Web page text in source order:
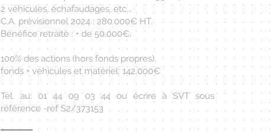
2 véhicules, échafaudages, etc...
C.A. prévisionnel 2024 : 280.000€ HT.
Bénéfice retraité : + de 50.000€.
100% des actions (hors fonds propres),
fonds + véhicules et matériel: 142.000€
Tél. au: 01 44 09 03 44 ou écrire à SVT sous
référence -ref S2/373153